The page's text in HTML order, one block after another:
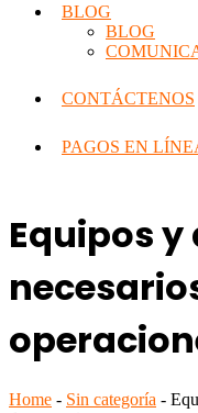
BLOG
BLOG
CONTÁCTENOS
PAGOS EN
Equipos
Home - Sin categoría -